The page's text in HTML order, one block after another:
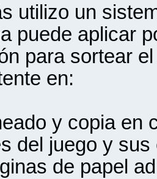
utilizo un
puede aplicar
para sortear
en:
y copia en
del juego y
de papel